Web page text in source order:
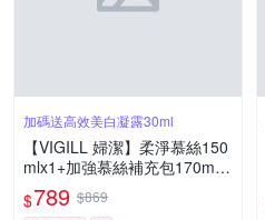
加碼送高效美白凝露30ml
【VIGILL 婦潔】柔淨慕絲150
mlx1+加強慕絲補充包170mlx
1+唇美白精華30mlx1+高效美
白3mlx10-(慕絲補充包EXP:20
$789 $869